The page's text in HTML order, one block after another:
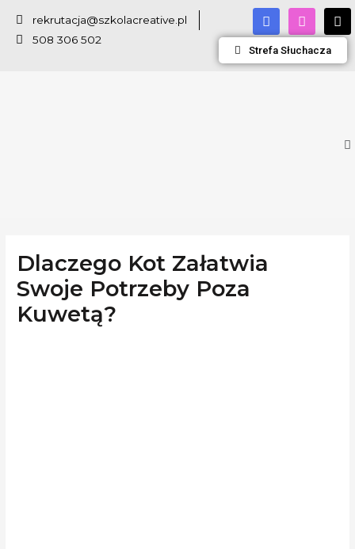
rekrutacja@szkolacreative.pl
508 306 502
Strefa Słuchacza
Dlaczego Kot Załatwia
Swoje Potrzeby Poza
Kuwetą?